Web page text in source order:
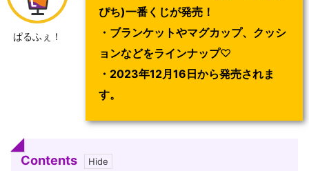
ぱるふぇ！
ぴち)一番くじが発売！
・ブランケットやマグカップ、クッシ
ョンなどをラインナップ♡
・ 2023年12月16日から発売されま
す。
Contents